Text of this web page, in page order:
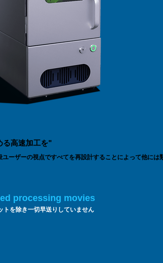
る高速加工を"
ユーザーの視点ですべてを再設計することによって他に
processing movies
トを除き一切早送りしていません